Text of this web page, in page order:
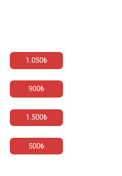
1.050₺
900₺
1.500₺
500₺